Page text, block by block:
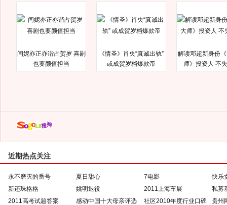
闫妮亦正亦谐占贺岁 喜剧
也要颜值担当
《情圣》肖央“真诚出轨”
或成贺岁档爆款帝
解读邓超新身份
师》投资人 不
近期热点关注
永不磨灭的番号 夏日甜心 7电影
快乐
新还珠格格
姚明退役 2011上海车展
私募
2011高考试题答案
感动中国十大母亲评选
社区2010年度行业口碑
贵州